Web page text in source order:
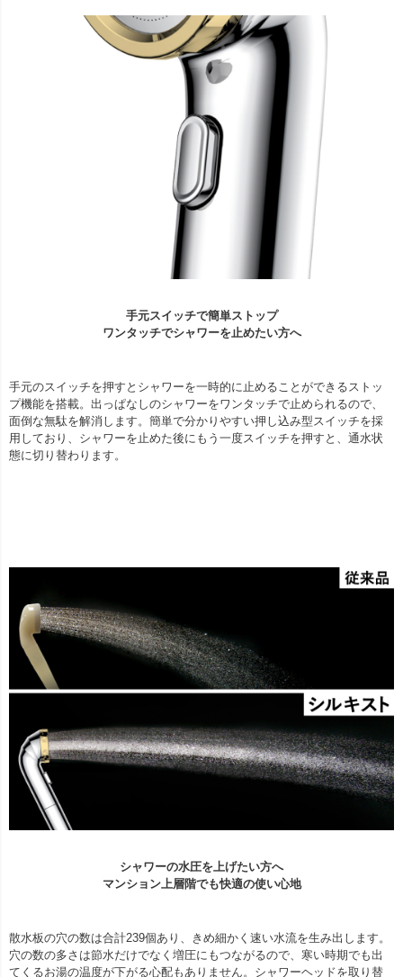
手元スイッチで簡単ストップ
ワンタッチでシャワーを止めたい方へ
手元のスイッチを押すとシャワーを一時的に止めることができるストッ
プ機能を搭載。出っぱなしのシャワーをワンタッチで止められるので、
面倒な無駄を解消します。簡単で分かりやすい押し込み型スイッチを採
用しており、シャワーを止めた後にもう一度スイッチを押すと、通水状
態に切り替わります。
シャワーの水圧を上げたい方へ
マンション上層階でも快適の使い心地
散水板の穴の数は合計239個あり、きめ細かく速い水流を生み出します。
穴の数の多さは節水だけでなく増圧にもつながるので、寒い時期でも出
てくるお湯の温度が下がる心配もありません。シャワーヘッドを取り替